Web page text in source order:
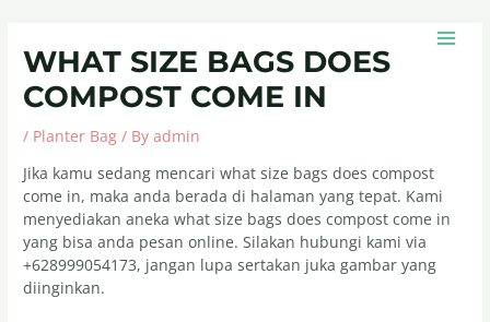
content
WHAT SIZE BAGS DOES
COMPOST COME IN
/ Planter Bag / Byadmin
Jika kamu sedang mencari what size bags does compost
come in, maka anda berada di halaman yang tepat. Kami
menyediakan aneka what size bags does compost come in
yang bisa anda pesan online. Silakan hubungi kami via
+628999054173, jangan lupa sertakan juka gambar yang
diinginkan.